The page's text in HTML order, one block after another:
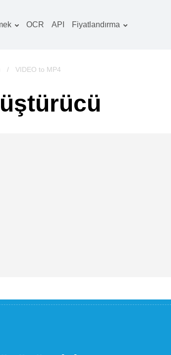
OCR API Fiyatlandırma
/ VIDEO to MP4